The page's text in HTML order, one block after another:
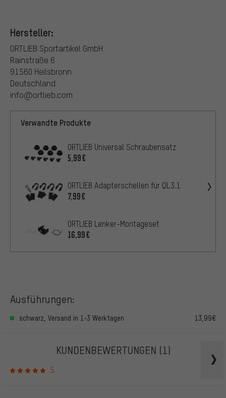
Hersteller:
ORTLIEB Sportartikel GmbH
Rainstraße 6
91560 Heilsbronn
Deutschland
info@ortlieb.com
Verwandte Produkte
ORTLIEB Universal Schraubensatz
5,99€
ORTLIEB Adapterschellen für QL3.1
7,99€
ORTLIEB Lenker-Montageset
16,99€
Ausführungen:
schwarz, Versand in 1-3 Werktagen 13,99€
KUNDENBEWERTUNGEN (1)
5